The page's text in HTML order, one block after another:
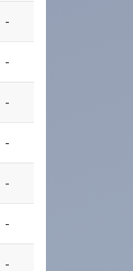
-
-
-
-
-
-
-